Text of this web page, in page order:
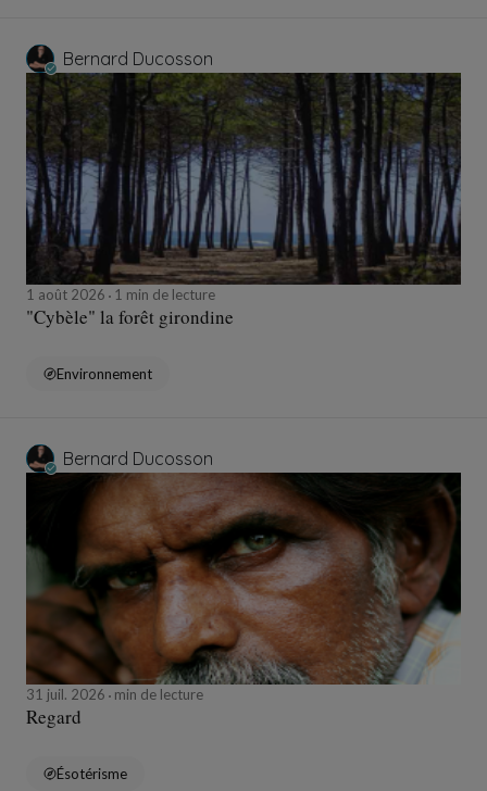
Bernard Ducosson
1 août 2026 1 min de lecture
"Cybèle" la forêt girondine
Environnement
Bernard Ducosson
31 juil. 2026 min de lecture
Regard
Ésotérisme